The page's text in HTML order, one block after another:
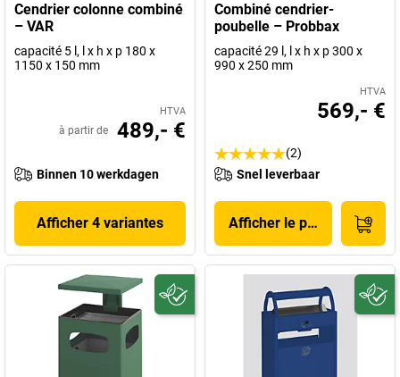
Cendrier colonne combiné
– VAR
capacité 5 l, l x h x p 180 x
1150 x 150 mm
HTVA
à partir de 489,- €
Binnen 10 werkdagen
Afficher 4 variantes
Combiné cendrier-
poubelle – Probbax
capacité 29 l, l x h x p 300 x
990 x 250 mm
HTVA
569,- €
(2)
Snel leverbaar
Afficher le produit